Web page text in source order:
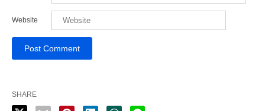
Website
SHARE